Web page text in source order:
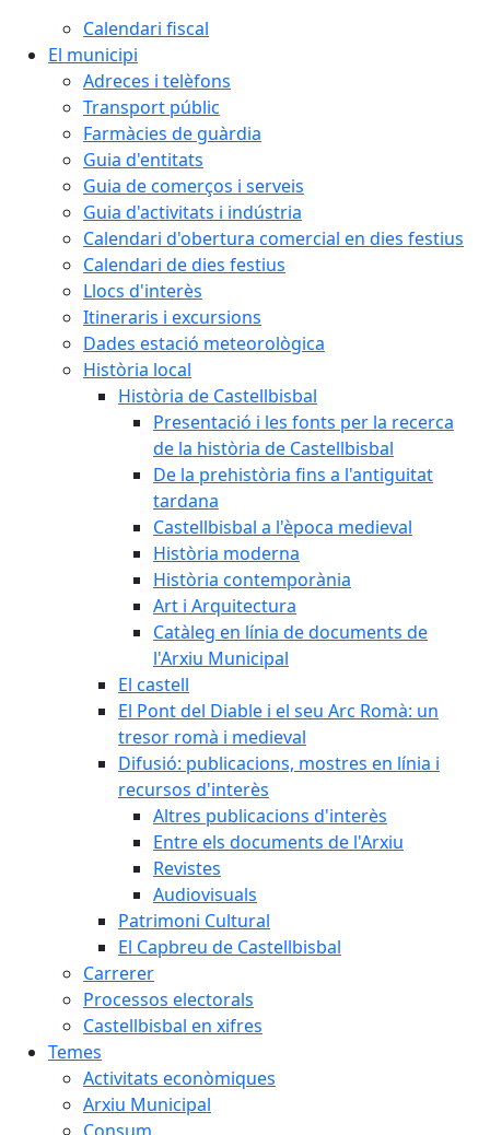
Calendari fiscal
El municipi
Adreces i telèfons
Transport públic
Farmàcies de guàrdia
Guia d'entitats
Guia de comerços i serveis
Guia d'activitats i indústria
Calendari d'obertura comercial en dies festius
Calendari de dies festius
Llocs d'interès
Itineraris i excursions
Dades estació meteorològica
Història local
Història de Castellbisbal
Presentació i les fonts per la recerca
de la història de Castellbisbal
De la prehistòria fins a l'antiguitat
tardana
Castellbisbal a l'època medieval
Història moderna
Història contemporània
Art i Arquitectura
Catàleg en línia de documents de
l'Arxiu Municipal
El castell
El Pont del Diable i el seu Arc Romà: un
tresor romà i medieval
Difusió: publicacions, mostres en línia i
recursos d'interès
Altres publicacions d'interès
Entre els documents de l'Arxiu
Revistes
Audiovisuals
Patrimoni Cultural
El Capbreu de Castellbisbal
Carrerer
Processos electorals
Castellbisbal en xifres
Temes
Activitats econòmiques
Arxiu Municipal